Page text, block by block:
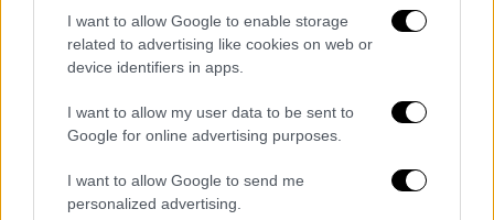
I want to allow Google to enable storage
related to advertising like cookies on web or
device identifiers in apps.
I want to allow my user data to be sent to
Google for online advertising purposes.
I want to allow Google to send me
personalized advertising.
Σε άλλο μήνυμα, ο Μάνος Δασκαλάκης της
γράφει: «Γύρνα στο παιδί. Χρειάζεται την
μάνα του. Κάθε φορά που χωρίζουμε θα
Ελλάδα|06.05.2022 19:15